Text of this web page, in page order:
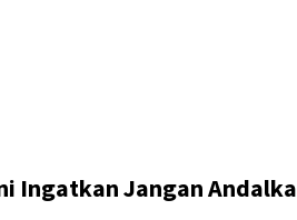
Ingatkan Jangan